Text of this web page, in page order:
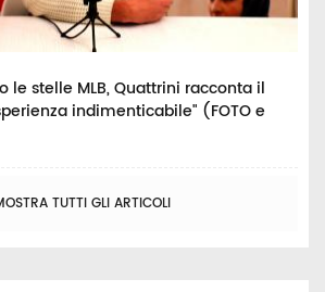
le stelle MLB, Quattrini racconta il
indimenticabile" (FOTO e
TUTTI GLI ARTICOLI